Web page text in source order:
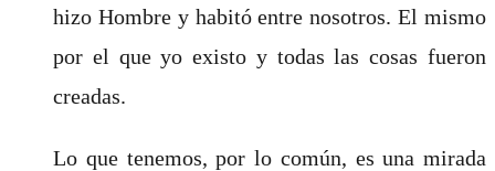
hizo Hombre y habitó entre nosotros. El mismo
por el que yo existo y todas las cosas fueron
creadas.
Lo que tenemos, por lo común, es una mirada